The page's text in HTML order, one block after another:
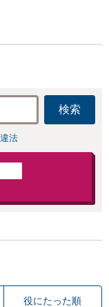
検索
法
役にたった順